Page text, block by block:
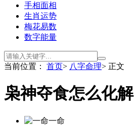
手相面相
生肖运势
梅花易数
数字能量
当前位置： 首页> 八字命理> 正文
枭神夺食怎么化解
一命